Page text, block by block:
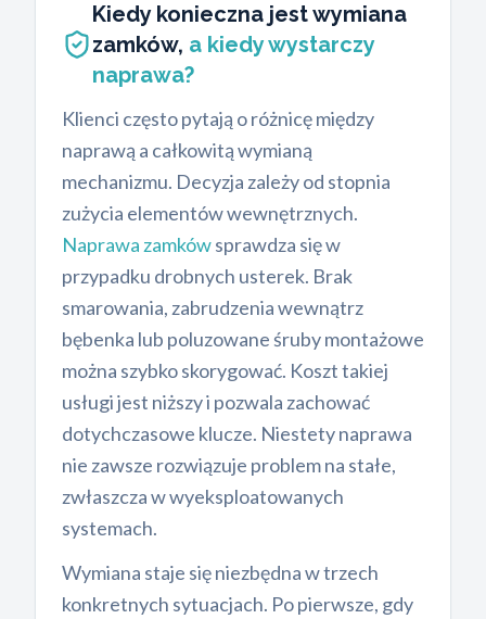
Kiedy konieczna jest wymiana
zamków, a kiedy wystarczy
naprawa?
Klienci często pytają o różnicę między
naprawą a całkowitą wymianą
mechanizmu. Decyzja zależy od stopnia
zużycia elementów wewnętrznych.
Naprawa zamkówsprawdza się w
przypadku drobnych usterek. Brak
smarowania, zabrudzenia wewnątrz
bębenka lub poluzowane śruby montażowe
można szybko skorygować. Koszt takiej
usługi jest niższy i pozwala zachować
dotychczasowe klucze. Niestety naprawa
nie zawsze rozwiązuje problem na stałe,
zwłaszcza w wyeksploatowanych
systemach.
Wymiana staje się niezbędna w trzech
konkretnych sytuacjach. Po pierwsze, gdy